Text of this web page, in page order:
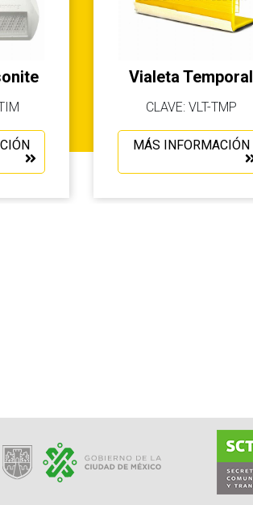
Vialeta Temporal
CLAVE: VLT-TMP
MÁS INFORMACIÓN